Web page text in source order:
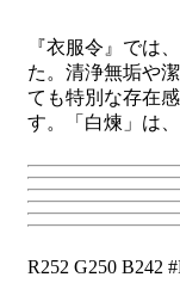
『衣服令』では
た。清浄無垢や
ても特別な存在
す。「白煉」は
R252 G250 B242